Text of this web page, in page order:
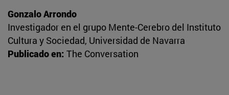
Gonzalo Arrondo
Investigador en el grupo Mente-Cerebro del Instituto
Cultura y Sociedad, Universidad de Navarra
Publicado en: The Conversation